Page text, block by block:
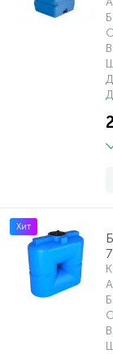
Хит